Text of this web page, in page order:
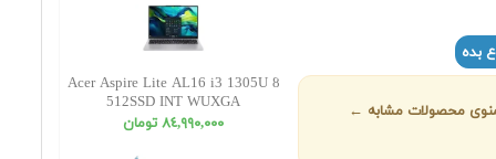
بده
منوی محصولات مشابه ←
Acer Aspire Lite AL16 i3 1305U 8
512SSD INT WUXGA
٨٤,٩٩٠,٠٠٠ تومان